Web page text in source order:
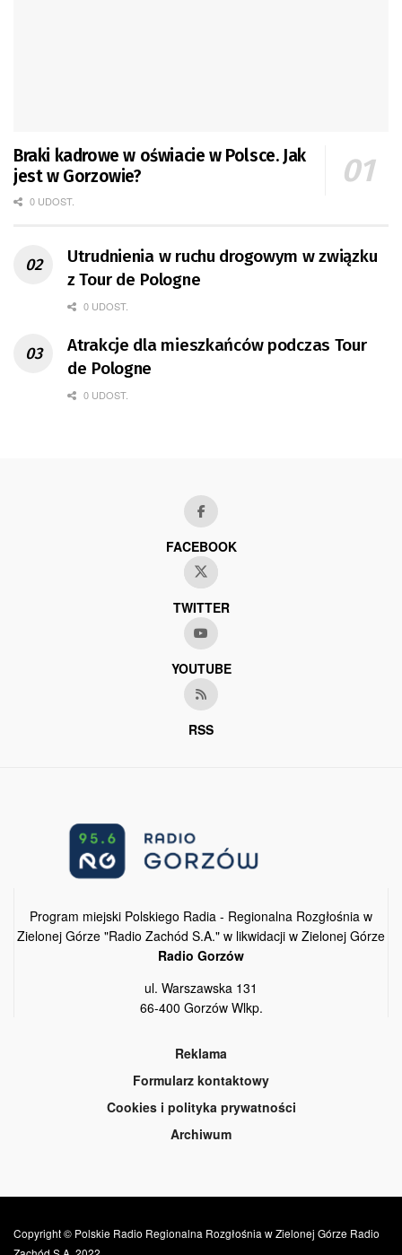
Braki kadrowe w oświacie w Polsce. Jak
jest w Gorzowie?
0 UDOST.
Utrudnienia w ruchu drogowym w związku
z Tour de Pologne
0 UDOST.
Atrakcje dla mieszkańców podczas Tour
de Pologne
0 UDOST.
FACEBOOK
TWITTER
YOUTUBE
RSS
Program miejski Polskiego Radia - Regionalna Rozgłośnia w
Zielonej Górze "Radio Zachód S.A." w likwidacji w Zielonej Górze
Radio Gorzów
ul. Warszawska 131
66-400 Gorzów Wlkp.
Reklama
Formularz kontaktowy
Cookies i polityka prywatności
Archiwum
Copyright © Polskie Radio Regionalna Rozgłośnia w Zielonej Górze Radio